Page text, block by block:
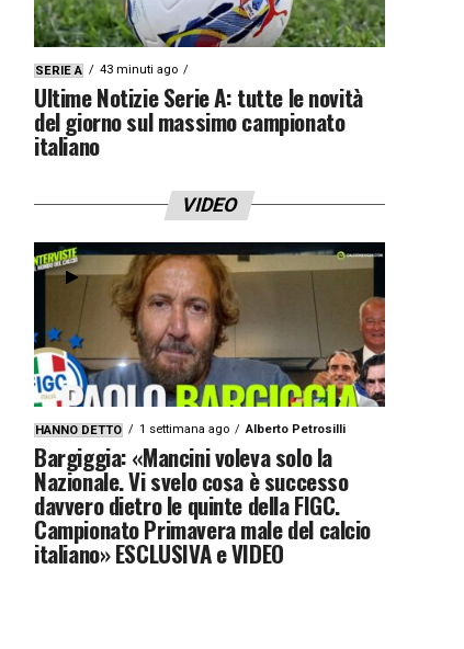
SERIE A 43 minuti ago
Ultime Notizie Serie A: tutte le novità
del giorno sul massimo campionato
italiano
VIDEO
HANNO DETTO 1 settimana ago Alberto Petrosilli
Bargiggia: «Mancini voleva solo la
Nazionale. Vi svelo cosa è successo
davvero dietro le quinte della FIGC.
Campionato Primavera male del calcio
italiano» ESCLUSIVA e VIDEO